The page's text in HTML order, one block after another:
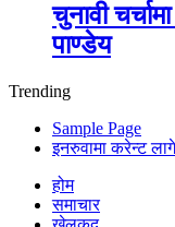
चुनावी
पाण्डेय
Trending
Sample Page
इनरुवामा करेन्ट
होम
समाचार